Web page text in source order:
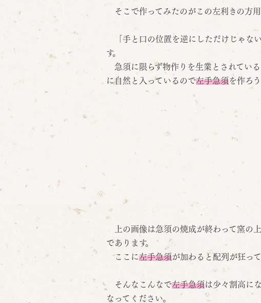
そこで作ってみたのがこの左利きの方
「手と口の位置を逆にしただけじゃな
す。
急須に限らず物作りを生業とされてい
に自然と入っているので左手急須を作ろ
上の画像は急須の焼成が終わって窯の
であります。
ここに左手急須が加わると配列が狂っ
そんなこんなで左手急須は少々割高に
なってください。